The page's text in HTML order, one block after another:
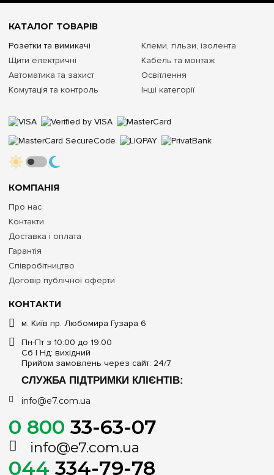
КОНТАКТИ
м. Київ пр. Любомира Гузара 6
Пн-Пт з 10:00 до 19:00
Сб | Нд: вихідний
Прийом замовлень через сайт: 24/7
СЛУЖБА ПІДТРИМКИ КЛІЄНТІВ:
info@e7.com.ua
0 800 33-63-07
info@e7.com.ua
044 334-79-78
КОМПАНІЯ
Про нас
Контакти
Доставка і оплата
Гарантія
Співробітництво
Договір публічної оферти
КАТАЛОГ ТОВАРІВ
Розетки та вимикачі
Щити електричні
Автоматика та захист
Комутація та контроль
Клеми, гільзи, ізолента
Кабель та монтаж
Освітлення
Інші категорії